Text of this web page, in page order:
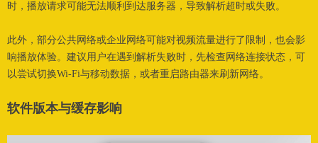
时，播放请求可能无法顺利到达服务器，导致解析超时或失败。
此外，部分公共网络或企业网络可能对视频流量进行了限制，也会影
响播放体验。建议用户在遇到解析失败时，先检查网络连接状态，可
以尝试切换Wi-Fi与移动数据，或者重启路由器来刷新网络。
软件版本与缓存影响